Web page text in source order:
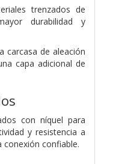
trenzados de
durabilidad y
carcasa de aleación
capa adicional de
con níquel para
y resistencia a
conexión confiable.